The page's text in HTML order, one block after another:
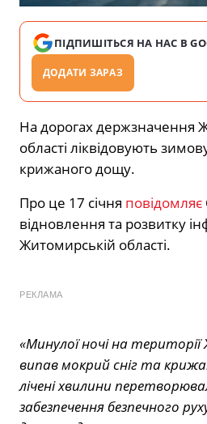
ПІДПИШІТЬСЯ НА НАС В
ДОДАТИ ЗАРАЗ
На дорогах держзначення
області ліквідовують
крижаного дощу.
Про це 17 січня повідомляє
відновлення та розвитку
Житомирській області.
РЕКЛАМА
«Минулої ночі на
випав мокрий сніг та
лічені хвилини
забезпечення безпечного